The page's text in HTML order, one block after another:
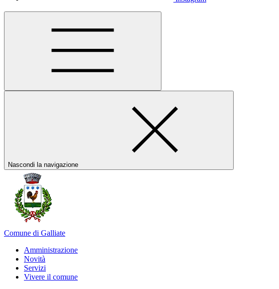
Nascondi la navigazione
Comune di Galliate
Amministrazione
Novità
Servizi
Vivere il comune